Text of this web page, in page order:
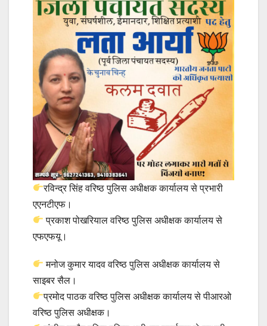
रविन्द्र सिंह वरिष्ठ पुलिस अधीक्षक कार्यालय से प्रभारी
एएनटीएफ।
प्रकाश पोखरियाल वरिष्ठ पुलिस अधीक्षक कार्यालय से
एफएफयू।
मनोज कुमार यादव वरिष्ठ पुलिस अधीक्षक कार्यालय से
साइबर सैल।
प्रमोद पाठक वरिष्ठ पुलिस अधीक्षक कार्यालय से पीआरओ
वरिष्ठ पुलिस अधीक्षक।